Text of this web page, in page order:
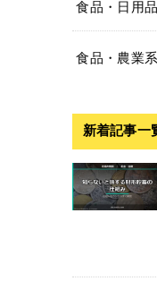
食品・日用
食品・農業系
新着記事一